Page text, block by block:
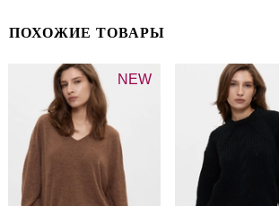
ПОХОЖИЕ ТОВАРЫ
NEW